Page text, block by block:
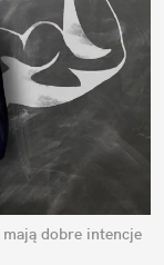
dobre intencje